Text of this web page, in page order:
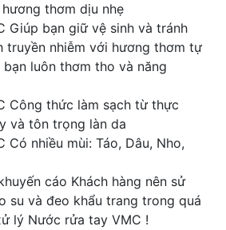
thơm dịu nhẹ
Giúp bạn giữ vệ sinh và tránh
truyền nhiễm với hương thơm tự
luôn thơm tho và năng
Công thức làm sạch từ thực
và tôn trọng làn da
Có nhiều mùi: Táo, Dâu, Nho,
cáo Khách hàng nên sử
su và đeo khẩu trang trong quá
lý Nước rửa tay VMC !